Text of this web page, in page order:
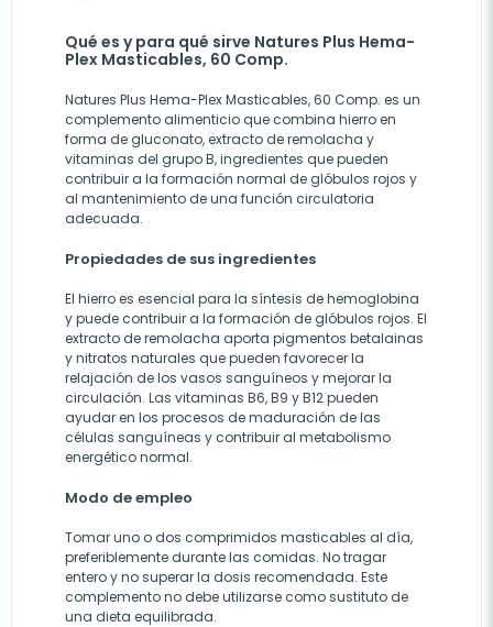
Qué es y para qué sirve Natures Plus Hema-
Plex Masticables, 60 Comp.
Natures Plus Hema-Plex Masticables, 60 Comp. es un
complemento alimenticio que combina hierro en
forma de gluconato, extracto de remolacha y
vitaminas del grupo B, ingredientes que pueden
contribuir a la formación normal de glóbulos rojos y
al mantenimiento de una función circulatoria
adecuada.
Propiedades de sus ingredientes
El hierro es esencial para la síntesis de hemoglobina
y puede contribuir a la formación de glóbulos rojos. El
extracto de remolacha aporta pigmentos betalainas
y nitratos naturales que pueden favorecer la
relajación de los vasos sanguíneos y mejorar la
circulación. Las vitaminas B6, B9 y B12 pueden
ayudar en los procesos de maduración de las
células sanguíneas y contribuir al metabolismo
energético normal.
Modo de empleo
Tomar uno o dos comprimidos masticables al día,
preferiblemente durante las comidas. No tragar
entero y no superar la dosis recomendada. Este
complemento no debe utilizarse como sustituto de
una dieta equilibrada.